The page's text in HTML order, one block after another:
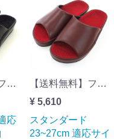
【送料無料】フット快カラー 30cm(適応サイズ約29-約29.5cm)旧フット楽
応
【送料無料】フット快クラシック23~27cm 適応サイズ約23〜約27.5cm 旧フット楽
¥ 5,610
スタンダード
23~27cm 適応サイ